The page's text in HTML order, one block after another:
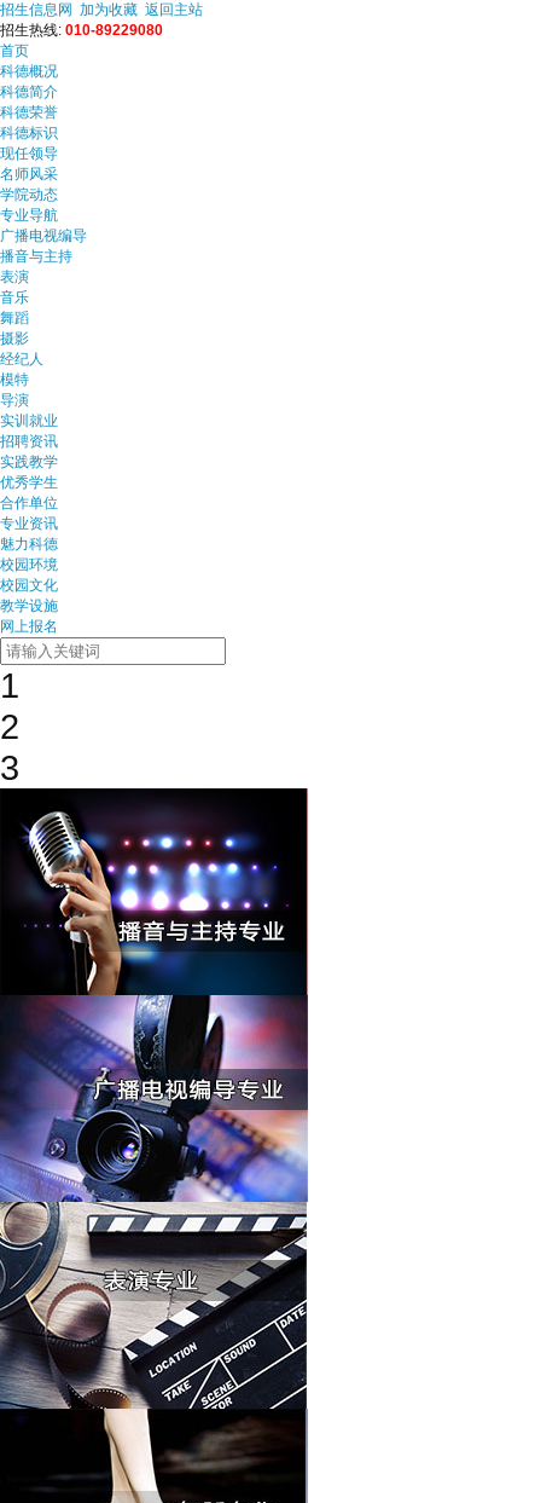
招生信息网 加为收藏 返回主站
招生热线: 010-89229080
首页
科德概况
科德简介
科德荣誉
科德标识
现任领导
名师风采
学院动态
专业导航
广播电视编导
播音与主持
表演
音乐
舞蹈
摄影
经纪人
模特
导演
实训就业
招聘资讯
实践教学
优秀学生
合作单位
专业资讯
魅力科德
校园环境
校园文化
教学设施
网上报名
1
2
3